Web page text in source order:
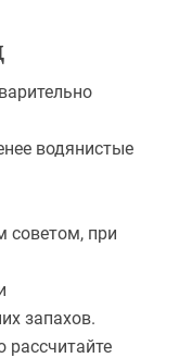
водянистые
советом, при
запахов.
рассчитайте